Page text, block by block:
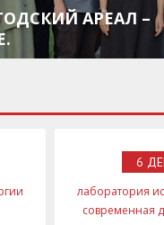
АРЕАЛ –
6
лаборатория
современная